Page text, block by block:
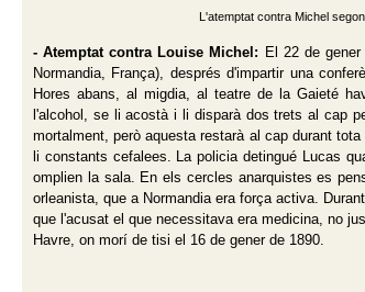
L'atemptat contra Michel
- Atemptat contra Louise Michel: El 22 de
Normandia, França), després d'impartir una
Hores abans, al migdia, al teatre de la Gaieté
l'alcohol, se li acostà i li disparà dos trets al cap
mortalment, però aquesta restarà al cap durant
li constants cefalees. La policia detingué Lucas
omplien la sala. En els cercles anarquistes es
orleanista, que a Normandia era força activa.
que l'acusat el que necessitava era medicina, no
Havre, on morí de tisi el 16 de gener de 1890.